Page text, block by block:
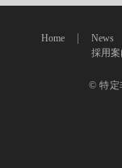
Home News
採用案
© 特定